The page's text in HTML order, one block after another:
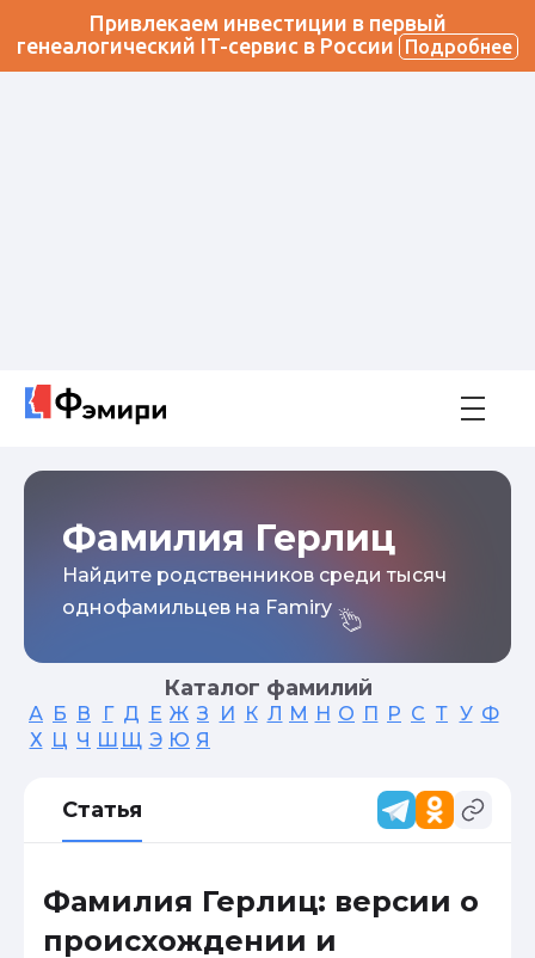
Привлекаем инвестиции в первый
генеалогический IT-сервис в России
Подробнее
Фамилия Герлиц
Найдите родственников среди тысяч
однофамильцев на Famiry
Каталог фамилий
А Б В Г Д Е Ж З И К Л М Н О П Р С Т У Ф
Х Ц Ч Ш Щ Э Ю Я
Статья
Фамилия Герлиц: версии о
происхождении и